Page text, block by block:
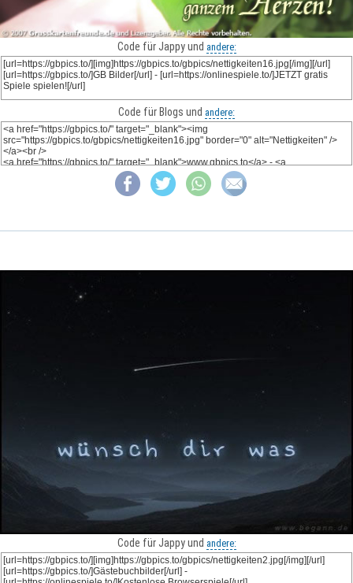
Code für Jappy und andere:
Code für Blogs und andere:
Code für Jappy und andere: